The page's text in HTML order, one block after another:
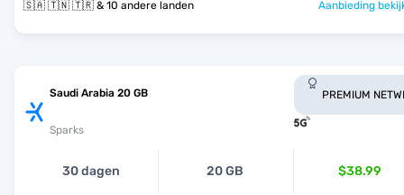
🇸🇦 🇹🇳 🇹🇷 & 10 andere landen Aanbieding
Saudi Arabia 20 GB
Sparks
PREMIUM
30 dagen 20 GB $38.99